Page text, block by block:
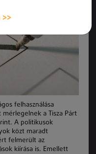
felhasználása
a Tisza Párt
A politikusok
közt maradt
felmerült az
kiírása is. Emellett
>>